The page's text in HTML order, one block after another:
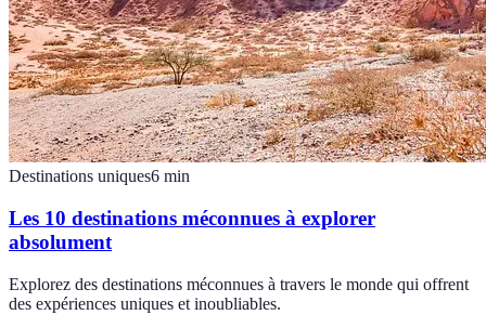
Destinations uniques6 min
Les 10 destinations méconnues à explorer
absolument
Explorez des destinations méconnues à travers le monde qui offrent
des expériences uniques et inoubliables.